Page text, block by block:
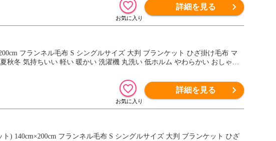
詳細を見る
フランネル毛布 S シングルサイズ 大判 ブランケット ひざ掛け毛布 マ
秋冬 気持ちいい 軽い 暖かい 洗濯機 丸洗い 低ホルム やわらかい おしゃれ
詳細を見る
) 140cm×200cm フランネル毛布 S シングルサイズ 大判 ブランケット ひざ